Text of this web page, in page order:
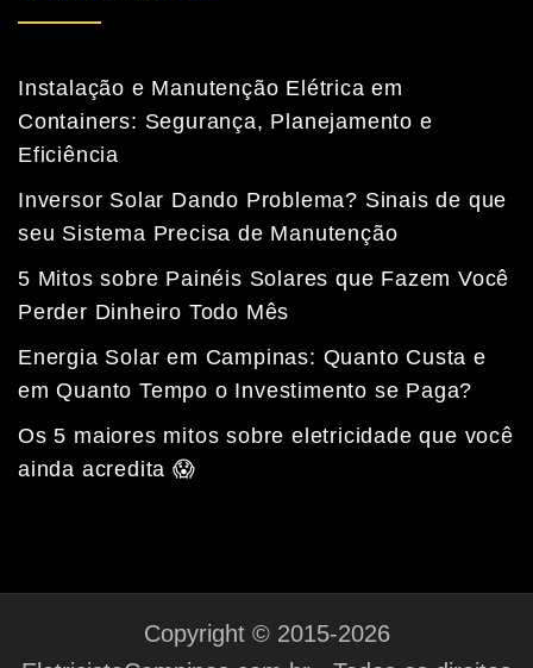
Instalação e Manutenção Elétrica em
Containers: Segurança, Planejamento e
Eficiência
Inversor Solar Dando Problema? Sinais de que
seu Sistema Precisa de Manutenção
5 Mitos sobre Painéis Solares que Fazem Você
Perder Dinheiro Todo Mês
Energia Solar em Campinas: Quanto Custa e
em Quanto Tempo o Investimento se Paga?
Os 5 maiores mitos sobre eletricidade que você
ainda acredita 😱
Copyright © 2015-2026
Fale com a nossa equipe
Tempo médio de resposta: 15 minutos